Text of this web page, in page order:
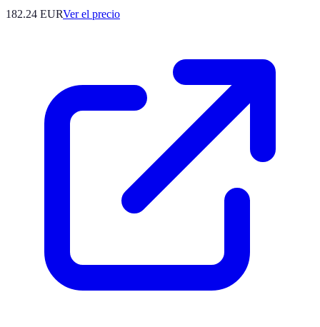
182.24 EURVer el precio